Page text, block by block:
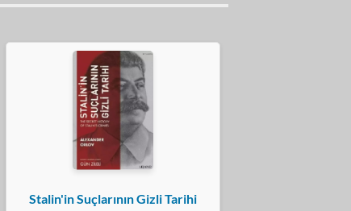
Stalin'in Suçlarının Gizli Tarihi